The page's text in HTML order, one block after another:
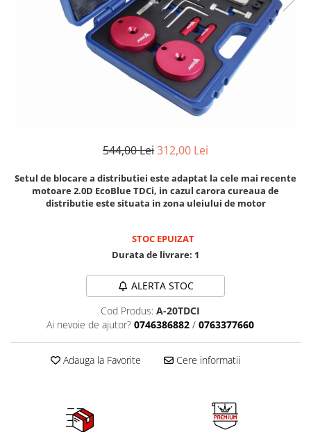
Dispozitive spalat piese
Dulapuri Bancuri Carucioare
Bancuri de lucru
Carucioare pentru marfa
Echipamente De Sudura
Aparate taiere cu plasma
Autogen
Prese pentru arcuri
Redresoare,Roboti Pornire,Cabluri
Chei buson baie ulei
544,00 Lei312,00 Lei
Setul de blocare a distributiei este adaptat la cele mai recente
motoare 2.0D EcoBlue TDCi, in cazul carora cureaua de
distributie este situata in zona uleiului de motor
STOC EPUIZAT
Durata de livrare: 1
ALERTA STOC
Cod Produs: A-20TDCI
Ai nevoie de ajutor? 0746386882 / 0763377660
Adauga la Favorite Cere informatii